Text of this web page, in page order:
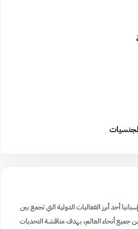
أحد أبرز الفعاليات الدولية التي تجمع بين
جميع أنحاء العالم، بهدف مناقشة التحديات